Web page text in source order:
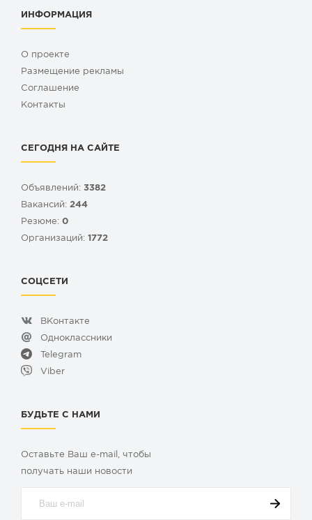
ИНФОРМАЦИЯ
О проекте
Размещение рекламы
Cоглашение
Контакты
СЕГОДНЯ НА САЙТЕ
Объявлений: 3382
Вакансий: 244
Резюме: 0
Организаций: 1772
СОЦСЕТИ
ВКонтакте
Одноклассники
Telegram
Viber
БУДЬТЕ С НАМИ
Оставьте Ваш e-mail, чтобы
получать наши новости